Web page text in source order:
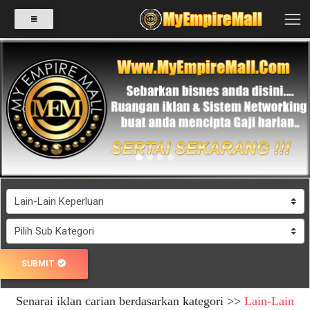
Previous Next
SUBMIT
Senarai iklan carian berdasarkan kategori >> Lain-Lain
SELECT
CATEGORY
PRODUK(0)
BABIES(0)
KESIHATAN(80)
PERNIAGAAN
RUNCIT(1)